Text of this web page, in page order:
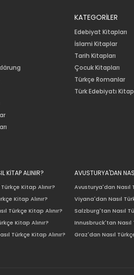
KATEGORİLER
Edebiyat Kitapları
İslami Kitaplar
Tarih Kitapları
Çocuk Kitapları
Türkçe Romanlar
Türk Edebiyatı
KİTAP ALINIR?
Kitap Alınır?
Kitap Alınır?
Türkçe Kitap Alınır?
Kitap Alınır?
Türkçe Kitap Alınır?
AVUSTURYA'DAN
Avusturya'dan Nasıl
Viyana'dan Nasıl
Salzburg'tan Nasıl
Innusbruck'tan Nasıl
Graz'dan Nasıl